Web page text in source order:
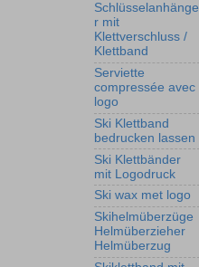
Schlüsselanhänge
r mit
Klettverschluss /
Klettband
Serviette
compressée avec
logo
Ski Klettband
bedrucken lassen
Ski Klettbänder
mit Logodruck
Ski wax met logo
Skihelmüberzüge
Helmüberzieher
Helmüberzug